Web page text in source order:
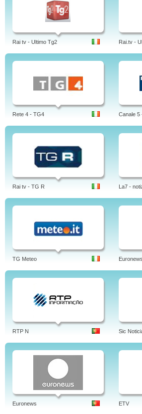
Rai tv - Ultimo Tg2 Rai.tv -
Rete 4 - TG4 Canale 5
Rai tv - TG R La7 -
TG Meteo
RTP N Sic
Euronews ETV